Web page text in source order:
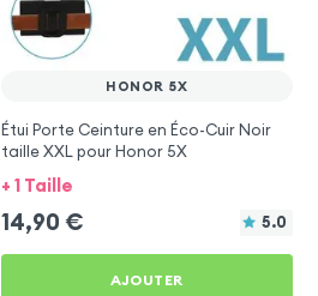
HONOR 5X
Étui Porte Ceinture en Éco-Cuir Noir
taille XXL pour Honor 5X
+ 1 Taille
14,90 € 5.0
AJOUTER